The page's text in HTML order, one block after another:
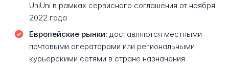
UniUni в рамках сервисного соглашения от ноября
2022 года
Европейские рынки: доставляются местными
почтовыми операторами или региональными
курьерскими сетями в стране назначения